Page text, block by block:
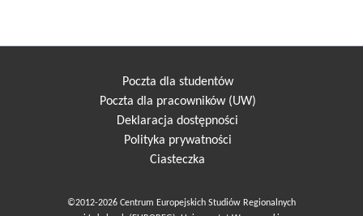
Poczta dla studentów
Poczta dla pracowników (UW)
Deklaracja dostępności
Polityka prywatności
Ciasteczka
©2012-2026 Centrum Europejskich Studiów Regionalnych